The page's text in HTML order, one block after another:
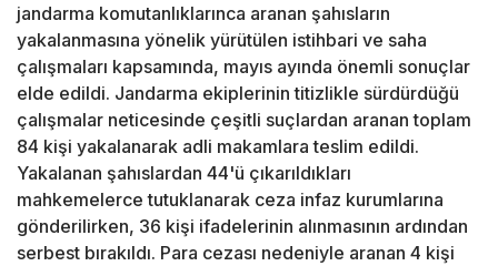
jandarma komutanlıklarınca aranan şahısların
yakalanmasına yönelik yürütülen istihbari ve saha
çalışmaları kapsamında, mayıs ayında önemli sonuçlar
elde edildi. Jandarma ekiplerinin titizlikle sürdürdüğü
çalışmalar neticesinde çeşitli suçlardan aranan toplam
84 kişi yakalanarak adli makamlara teslim edildi.
Yakalanan şahıslardan 44'ü çıkarıldıkları
mahkemelerce tutuklanarak ceza infaz kurumlarına
gönderilirken, 36 kişi ifadelerinin alınmasının ardından
serbest bırakıldı. Para cezası nedeniyle aranan 4 kişi